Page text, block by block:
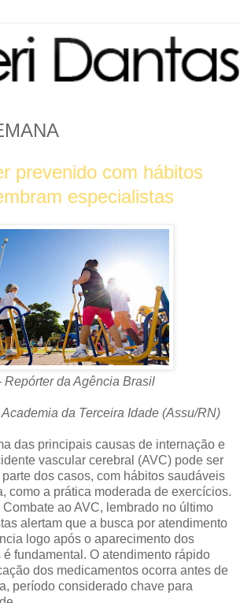
prevenido com hábitos
especialistas
Repórter da Agência Brasil
Academia da Terceira Idade (Assu/RN)
das principais causas de internação e
vascular cerebral (AVC) pode ser
dos casos, com hábitos saudáveis
como a prática moderada de exercícios.
ao AVC, lembrado no último
alertam que a busca por atendimento
logo após o aparecimento dos
fundamental. O atendimento rápido
dos medicamentos ocorra antes de
período considerado chave para